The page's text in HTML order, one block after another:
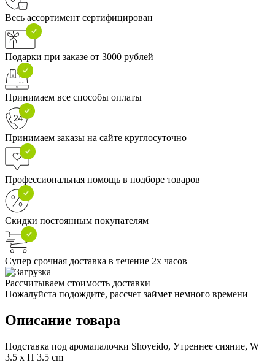
Весь ассортимент сертифицирован
Подарки при заказе от 3000 рублей
Принимаем все способы оплаты
Принимаем заказы на сайте круглосуточно
Профессиональная помощь в подборе товаров
Скидки постоянным покупателям
Супер срочная доставка в течение 2х часов
Рассчитываем стоимость доставки
Пожалуйста подождите, рассчет займет немного времени
Описание товара
Подставка под аромапалочки Shoyeido, Утреннее сияние, W
3.5 x H 3.5 cm